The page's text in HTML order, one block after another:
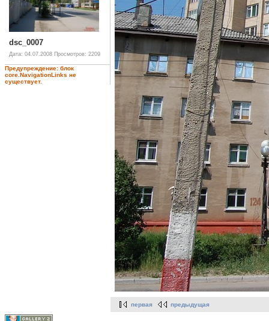
dsc_0007
Дата: 04.07.2008 Просмотров: 2209
Предупреждение: блок
core.NavigationLinks не
существует.
первая предыдущая